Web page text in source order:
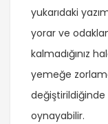
yukarıdaki
yorar ve
kalmadığınız
yemeğe
değiştirildiğinde
oynayabilir.